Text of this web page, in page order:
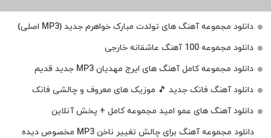
دانلود مجموعه آهنگ های تولدت مبارک خواهرم جدید (MP3 اصلی)
دانلود مجموعه 100 آهنگ عاشقانه خارجی
دانلود مجموعه کامل آهنگ های ایرج مهدیان MP3 جدید قدیم
دانلود آهنگ فانک جدید 🎵 موزیک‌ های معروف و چالشی فانک
دانلود آهنگ های عمو امید مجموعه کامل + پخش آنلاین
دانلود مجموعه آهنگ برای چالش تغییر ناخن MP3 مخصوص دیده